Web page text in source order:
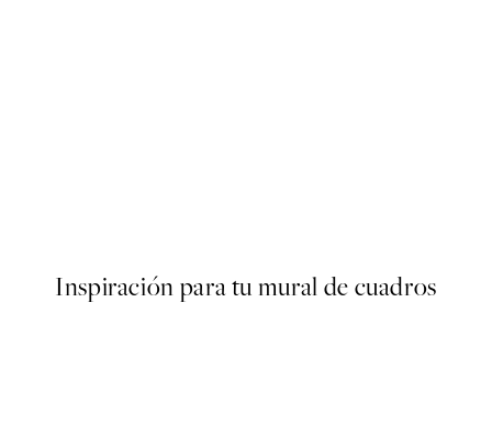
Inspiración para tu mural de cuadros